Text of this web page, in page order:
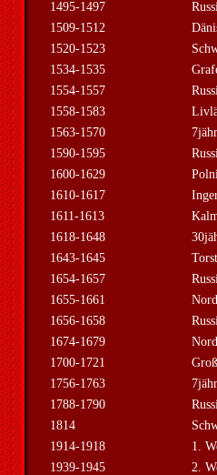
1495-1497
1509-1512
1520-1523
1534-1535
1554-1557
1558-1583
1563-1570
1590-1595
1600-1629
1610-1617
1611-1613
1618-1648
1643-1645
1654-1657
1655-1661
1656-1658
1674-1679
1700-1721
1756-1763
1788-1790
1814
1914-1918
1.
1939-1945
2.